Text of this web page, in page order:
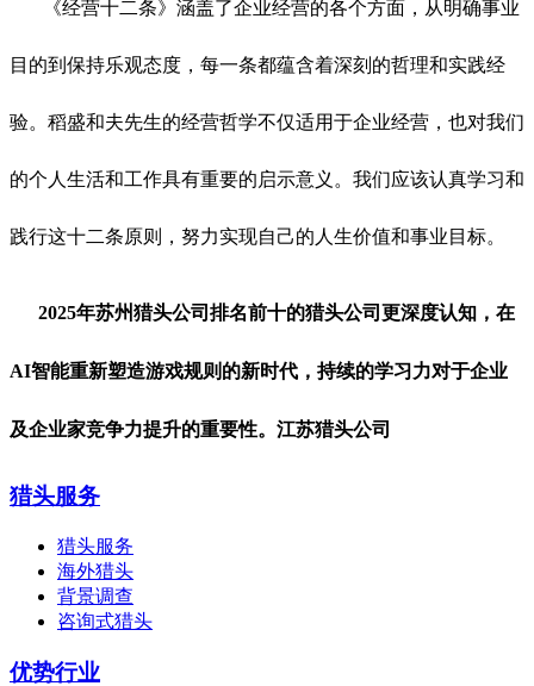
《经营十二条》涵盖了企业经营的各个方面，从明确事业
目的到保持乐观态度，每一条都蕴含着深刻的哲理和实践经
验。稻盛和夫先生的经营哲学不仅适用于企业经营，也对我们
的个人生活和工作具有重要的启示意义。我们应该认真学习和
践行这十二条原则，努力实现自己的人生价值和事业目标。
2025年苏州猎头公司排名前十的猎头公司更深度认知，在
AI智能重新塑造游戏规则的新时代，持续的学习力对于企业
及企业家竞争力提升的重要性。江苏猎头公司
猎头服务
猎头服务
海外猎头
背景调查
咨询式猎头
优势行业